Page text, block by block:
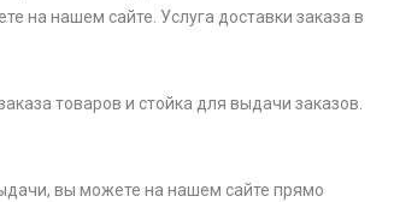
на нашем сайте. Услуга доставки заказа в
товаров и стойка для выдачи заказов.
вы можете на нашем сайте прямо